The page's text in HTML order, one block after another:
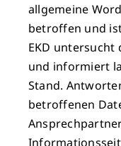
allgemeine
betroffen und
EKD
und informiert
Stand.
betroffenen